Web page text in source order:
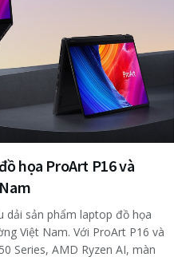
họa ProArt P16 và
dải sản phẩm laptop đồ họa
Việt Nam. Với ProArt P16 và
Series, AMD Ryzen AI, màn